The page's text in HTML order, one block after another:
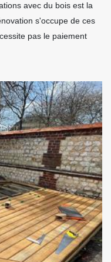
avec du bois est la
s'occupe de ces
pas le paiement